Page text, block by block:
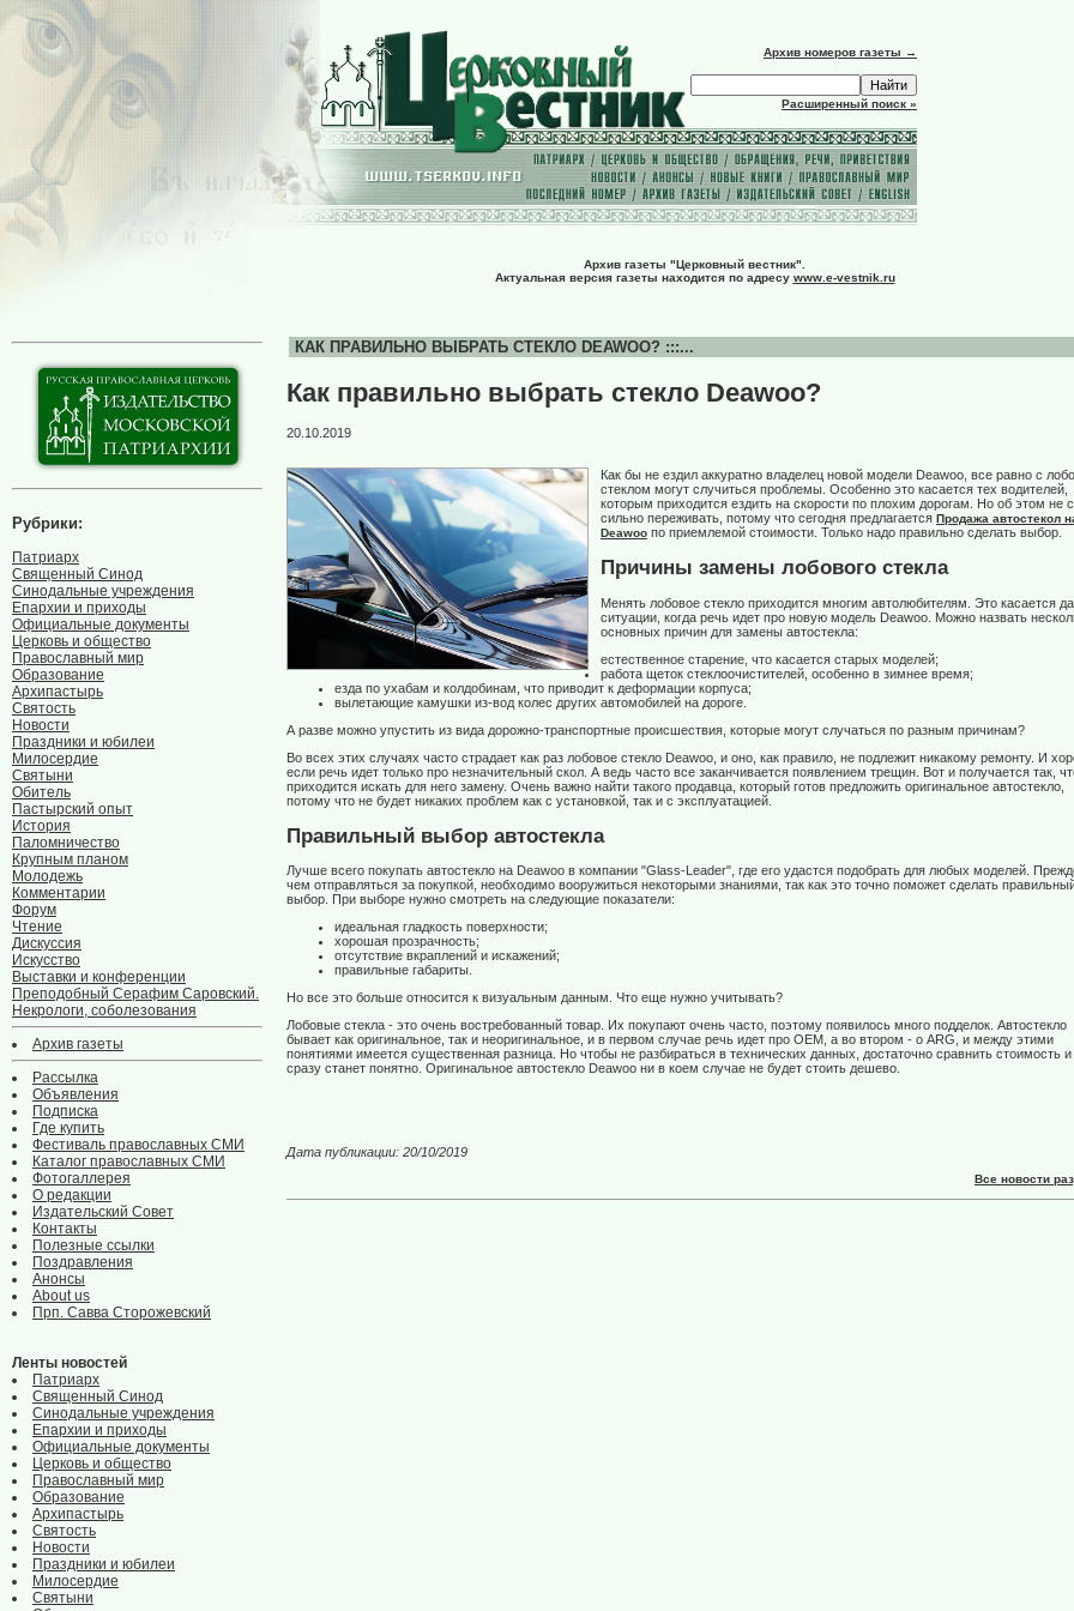
Архив номеров газеты →
Расширенный поиск »
Архив газеты "Церковный вестник".
Актуальная версия газеты находится по адресу www.e-vestnik.ru
Рубрики:
Патриарх
Священный Синод
Синодальные учреждения
Епархии и приходы
Официальные документы
Церковь и общество
Православный мир
Образование
Архипастырь
Святость
Новости
Праздники и юбилеи
Милосердие
Святыни
Обитель
Пастырский опыт
История
Паломничество
Крупным планом
Молодежь
Комментарии
Форум
Чтение
Дискуссия
Искусство
Выставки и конференции
Преподобный Серафим Саровский.
Некрологи, соболезования
Архив газеты
Рассылка
Объявления
Подписка
Где купить
Фестиваль православных СМИ
Каталог православных СМИ
Фотогаллерея
О редакции
Издательский Совет
Контакты
Полезные ссылки
Поздравления
Анонсы
About us
Прп. Савва Сторожевский
Ленты новостей
Патриарх
Священный Синод
Синодальные учреждения
Епархии и приходы
Официальные документы
Церковь и общество
Православный мир
Образование
Архипастырь
Святость
Новости
Праздники и юбилеи
Милосердие
Святыни
КАК ПРАВИЛЬНО ВЫБРАТЬ СТЕКЛО DEAWOO? :::...
Как правильно выбрать стекло Deawoo?
20.10.2019
Как бы не ездил аккуратно владелец новой модели Deawoo, все равно с
стеклом могут случиться проблемы. Особенно это касается тех водителей,
которым приходится ездить на скорости по плохим дорогам. Но об этом не
сильно переживать, потому что сегодня предлагается Продажа автостекол
Deawoo по приемлемой стоимости. Только надо правильно сделать выбор.
Причины замены лобового стекла
Менять лобовое стекло приходится многим автолюбителям. Это касается
ситуации, когда речь идет про новую модель Deawoo. Можно назвать
основных причин для замены автостекла:
естественное старение, что касается старых моделей;
работа щеток стеклоочистителей, особенно в зимнее время;
езда по ухабам и колдобинам, что приводит к деформации корпуса;
вылетающие камушки из-вод колес других автомобилей на дороге.
А разве можно упустить из вида дорожно-транспортные происшествия, которые могут случаться по разным причинам?
Во всех этих случаях часто страдает как раз лобовое стекло Deawoo, и оно, как правило, не подлежит никакому ремонту. И
если речь идет только про незначительный скол. А ведь часто все заканчивается появлением трещин. Вот и получается так,
приходится искать для него замену. Очень важно найти такого продавца, который готов предложить оригинальное автостекло,
потому что не будет никаких проблем как с установкой, так и с эксплуатацией.
Правильный выбор автостекла
Лучше всего покупать автостекло на Deawoo в компании "Glass-Leader", где его удастся подобрать для любых моделей.
чем отправляться за покупкой, необходимо вооружиться некоторыми знаниями, так как это точно поможет сделать
выбор. При выборе нужно смотреть на следующие показатели:
идеальная гладкость поверхности;
хорошая прозрачность;
отсутствие вкраплений и искажений;
правильные габариты.
Но все это больше относится к визуальным данным. Что еще нужно учитывать?
Лобовые стекла - это очень востребованный товар. Их покупают очень часто, поэтому появилось много подделок. Автостекло
бывает как оригинальное, так и неоригинальное, и в первом случае речь идет про OEM, а во втором - о ARG, и между этими
понятиями имеется существенная разница. Но чтобы не разбираться в технических данных, достаточно сравнить стоимость и
сразу станет понятно. Оригинальное автостекло Deawoo ни в коем случае не будет стоить дешево.
Дата публикации: 20/10/2019
Все новости